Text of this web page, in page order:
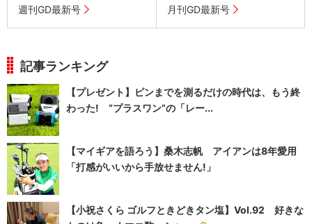
週刊GD最新号 月刊GD最新号
記事ランキング
【プレゼント】ピンまでを測るだけの時代は、もう終
わった! “プラスワン”の「レー...
【マイギアを語ろう】桑木志帆 アイアンは8年愛用
「打感がいいから手放せません!」
【小祝さくら ゴルフときどきタン塩】Vol.92 好きな